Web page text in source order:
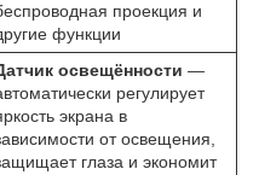
проекция и
функции
освещённости —
регулирует
экрана в
от освещения,
глаза и экономит